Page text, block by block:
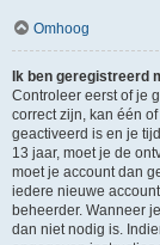
Omhoog
Ik ben geregistreerd
Controleer eerst of je
correct zijn, kan één
geactiveerd is en je
13 jaar, moet je de
moet je account dan
iedere nieuwe
beheerder. Wanneer
dan niet nodig is.